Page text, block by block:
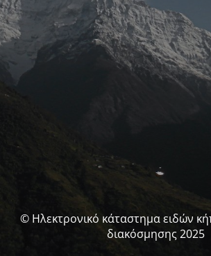
© Ηλεκτρονικό κάταστημα ειδών
διακόσμησης 2025